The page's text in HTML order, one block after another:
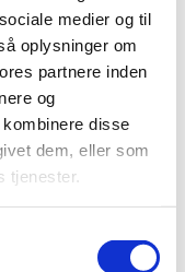
medier og til
oplysninger om
partnere inden
og
disse
dem, eller som
tjenester.
Lorenzen har
Luther-rosen til
lægger også op
af en detalje fra
når der er dåb,
hoved. Tanken
en personlig
og til